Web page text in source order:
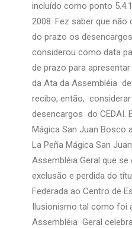
incluído como ponto
2008. Fez saber que
do prazo os
considerou como data
de prazo para
da Ata da Assembléia
recibo, então,
desencargos do CEDAI.
Mágica San Juan Bosco
La Peña Mágica San
Assembléia Geral que se
exclusão e perdida do
Federada ao Centro de
Ilusionismo tal como foi
Assembléia Geral